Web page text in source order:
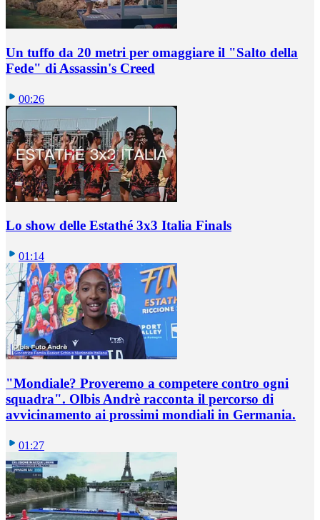
Un tuffo da 20 metri per omaggiare il "Salto della
Fede" di Assassin's Creed
00:26
Lo show delle Estathé 3x3 Italia Finals
01:14
"Mondiale? Proveremo a competere contro ogni
squadra". Olbis Andrè racconta il percorso di
avvicinamento ai prossimi mondiali in Germania.
01:27